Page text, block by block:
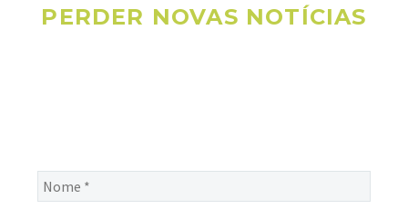
PERDER NOVAS NOTÍCIAS
Nome
*